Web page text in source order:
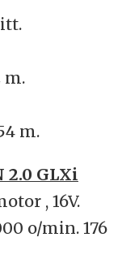
m.
m.
2.0 GLXi
, 16V.
o/min. 176